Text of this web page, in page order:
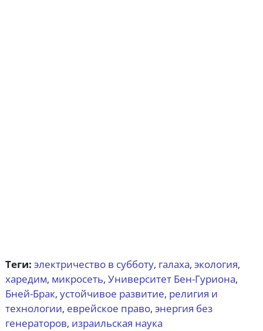
Теги: электричество в субботу, галаха, экология,
харедим, микросеть, Университет Бен-Гуриона,
Бней-Брак, устойчивое развитие, религия и
технологии, еврейское право, энергия без
генераторов, израильская наука